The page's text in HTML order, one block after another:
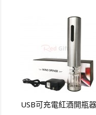
USB可充電紅酒開瓶器